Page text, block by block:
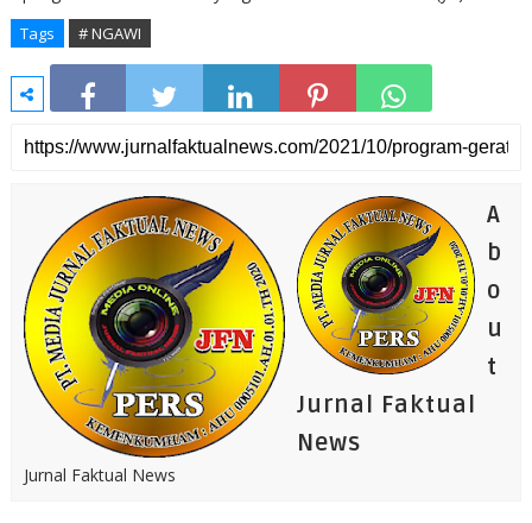
Tags # NGAWI
A
b
o
u
t
Jurnal Faktual
News
Jurnal Faktual News